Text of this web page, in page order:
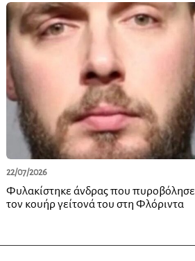
22/07/2026
Φυλακίστηκε άνδρας που πυροβόλησε
τον κουήρ γείτονά του στη Φλόριντα